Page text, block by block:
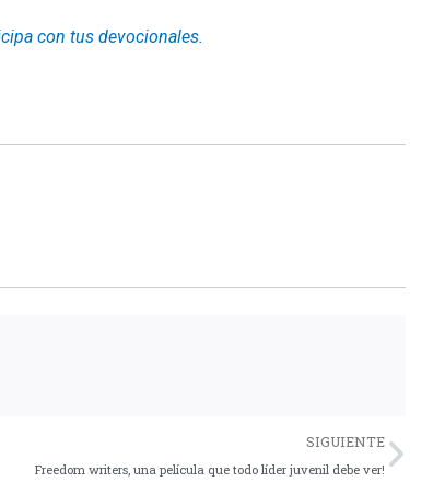
con tus devocionales.
SIGUIENTE
Freedom writers, una película que todo líder juvenil debe ver!